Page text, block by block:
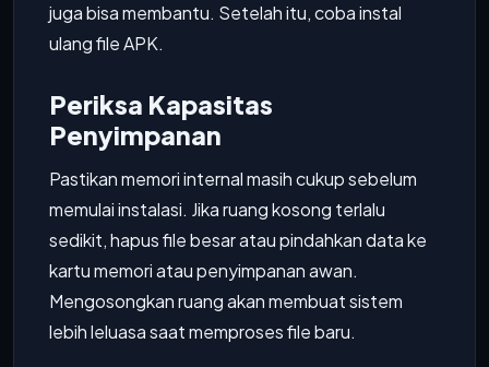
juga bisa membantu. Setelah itu, coba instal
ulang file APK.
Periksa Kapasitas
Penyimpanan
Pastikan memori internal masih cukup sebelum
memulai instalasi. Jika ruang kosong terlalu
sedikit, hapus file besar atau pindahkan data ke
kartu memori atau penyimpanan awan.
Mengosongkan ruang akan membuat sistem
lebih leluasa saat memproses file baru.